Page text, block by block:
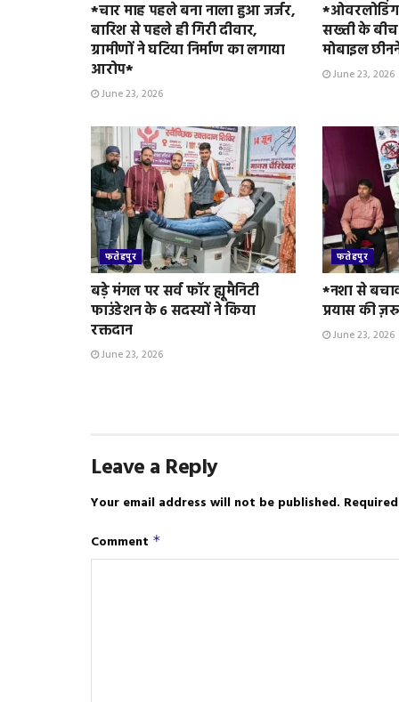
*चार माह पहले बना नाला हुआ जर्जर,
बारिश से पहले ही गिरी दीवार,
ग्रामीणों ने घटिया निर्माण का लगाया
आरोप*
June 23, 2026
*ओवरलोडिंग
सख्ती के
मोबाइल
June 23, 2026
फतेहपुर
बड़े मंगल पर सर्व फॉर ह्यूमैनिटी
फाउंडेशन के 6 सदस्यों ने किया
रक्तदान
June 23, 2026
फतेहपुर
*नशा से
प्रयास की
June 23, 2026
Leave a Reply
Your email address will not be published.
Comment *